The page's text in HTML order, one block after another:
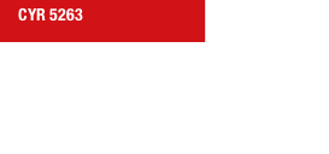
CYR 5263